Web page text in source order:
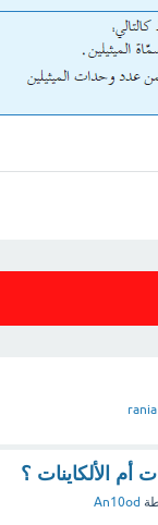
rania
أم الألكاينات ؟
An10od